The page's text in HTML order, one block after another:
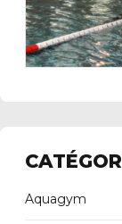
Aquagym